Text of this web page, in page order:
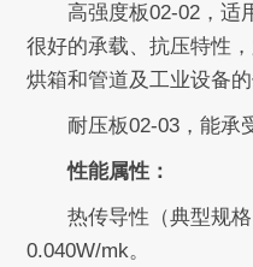
高强度板02-02，适
很好的承载、抗压特性
烘箱和管道及工业设备的
耐压板02-03，能承受
性能属性：
热传导性（典型规格
0.040W/mk。